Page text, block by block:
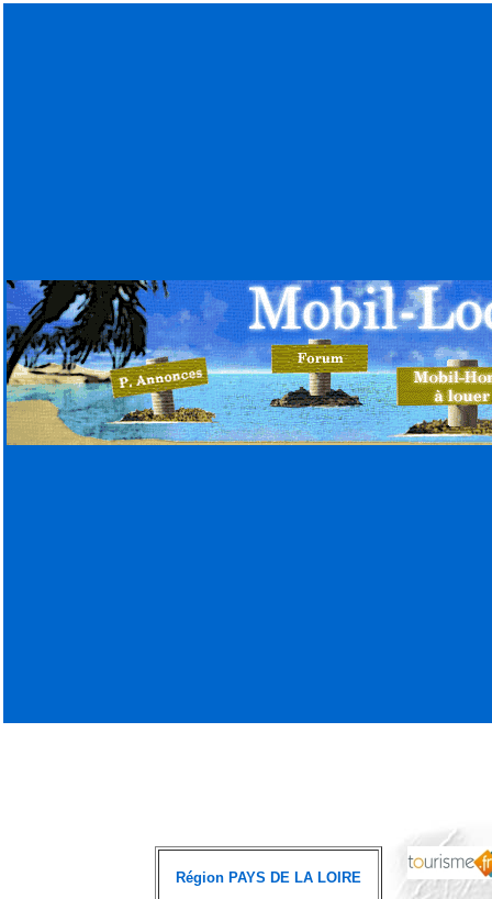
Région PAYS DE LA LOIRE